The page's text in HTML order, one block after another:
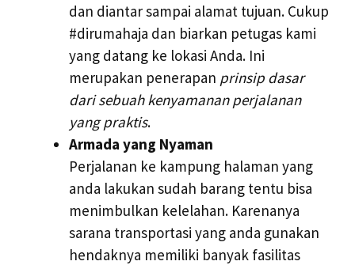
dan diantar sampai alamat tujuan. Cukup
#dirumahaja dan biarkan petugas kami
yang datang ke lokasi Anda. Ini
merupakan penerapan prinsip dasar
dari sebuah kenyamanan perjalanan
yang praktis.
Armada yang Nyaman
Perjalanan ke kampung halaman yang
anda lakukan sudah barang tentu bisa
menimbulkan kelelahan. Karenanya
sarana transportasi yang anda gunakan
hendaknya memiliki banyak fasilitas